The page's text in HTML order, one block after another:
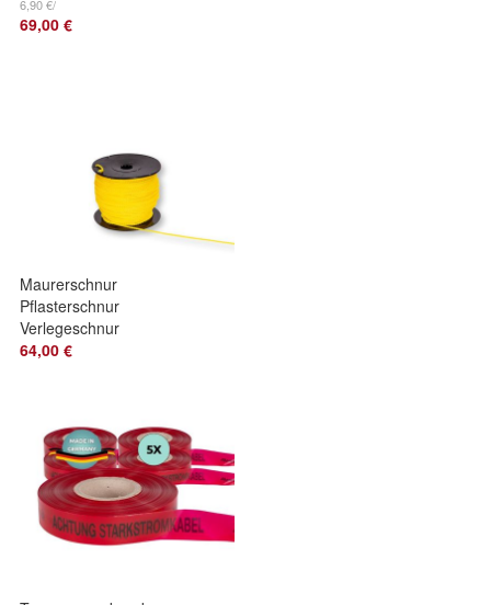
Lotschnur
6,90 €/
69,00 €
Maurerschnur
Pflasterschnur
Verlegeschnur
Lotschnur
64,00 €